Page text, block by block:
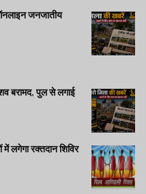
जनजातीय
बरामद, पुल से लगाई
लगेगा रक्तदान शिविर